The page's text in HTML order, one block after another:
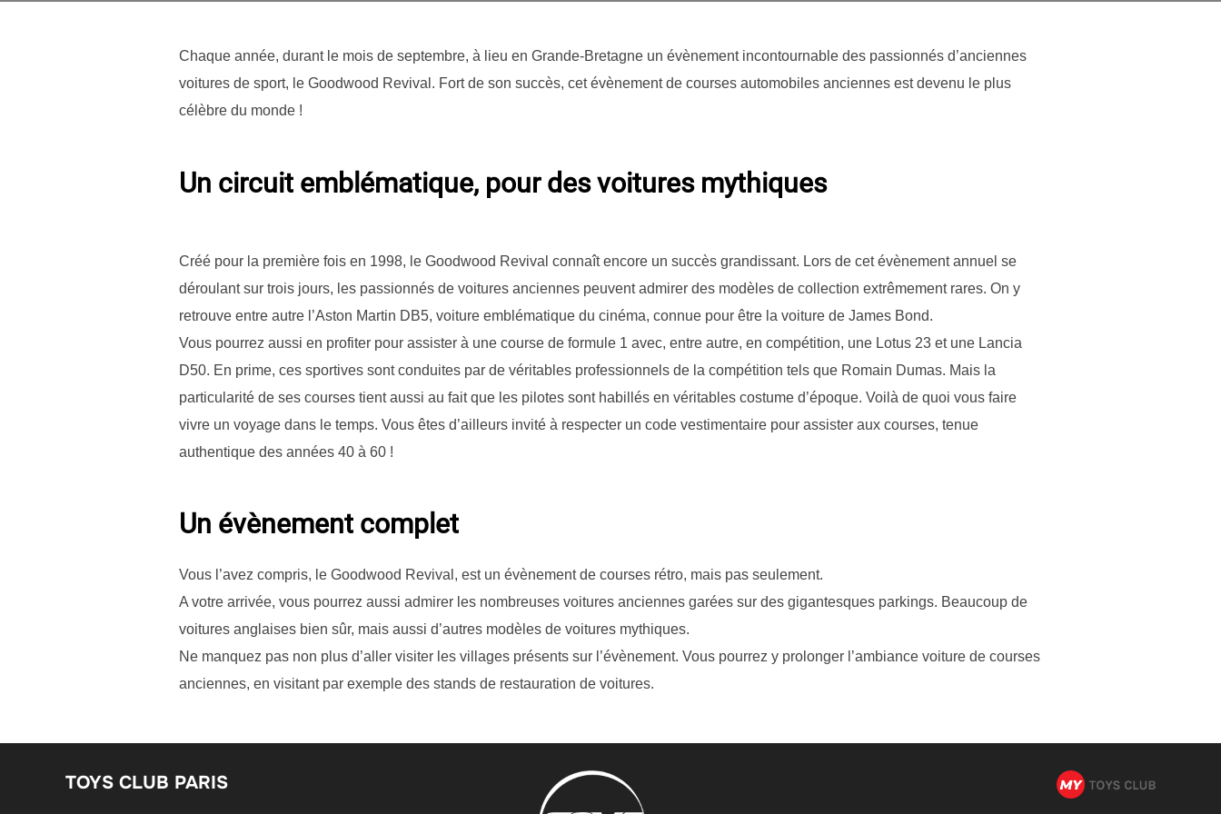
Chaque année, durant le mois de septembre, à lieu en Grande-Bretagne un évènement incontournable des passionnés d’anciennes
voitures de sport, le Goodwood Revival. Fort de son succès, cet évènement de courses automobiles anciennes est devenu le plus
célèbre du monde !
Un circuit emblématique, pour des voitures mythiques
Créé pour la première fois en 1998, le Goodwood Revival connaît encore un succès grandissant. Lors de cet évènement annuel se
déroulant sur trois jours, les passionnés de voitures anciennes peuvent admirer des modèles de collection extrêmement rares. On y
retrouve entre autre l’Aston Martin DB5, voiture emblématique du cinéma, connue pour être la voiture de James Bond.
Vous pourrez aussi en profiter pour assister à une course de formule 1 avec, entre autre, en compétition, une Lotus 23 et une Lancia
D50. En prime, ces sportives sont conduites par de véritables professionnels de la compétition tels que Romain Dumas. Mais la
particularité de ses courses tient aussi au fait que les pilotes sont habillés en véritables costume d’époque. Voilà de quoi vous faire
vivre un voyage dans le temps. Vous êtes d’ailleurs invité à respecter un code vestimentaire pour assister aux courses, tenue
authentique des années 40 à 60 !
Un évènement complet
Vous l’avez compris, le Goodwood Revival, est un évènement de courses rétro, mais pas seulement.
A votre arrivée, vous pourrez aussi admirer les nombreuses voitures anciennes garées sur des gigantesques parkings. Beaucoup de
voitures anglaises bien sûr, mais aussi d’autres modèles de voitures mythiques.
Ne manquez pas non plus d’aller visiter les villages présents sur l’évènement. Vous pourrez y prolonger l’ambiance voiture de courses
anciennes, en visitant par exemple des stands de restauration de voitures.
TOYS CLUB PARIS